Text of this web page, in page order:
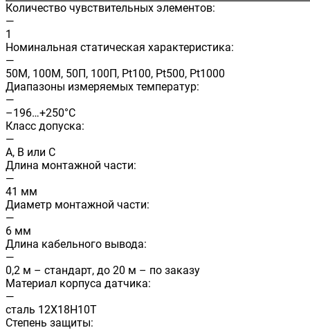
Количество чувствительных элементов:
—
1
Номинальная статическая характеристика:
—
50М, 100М, 50П, 100П, Pt100, Pt500, Pt1000
Диапазоны измеряемых температур:
—
–196…+250°C
Класс допуска:
—
A, B или C
Длина монтажной части:
—
41 мм
Диаметр монтажной части:
—
6 мм
Длина кабельного вывода:
—
0,2 м – стандарт, до 20 м – по заказу
Материал корпуса датчика:
—
сталь 12Х18Н10Т
Степень защиты: